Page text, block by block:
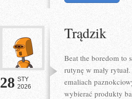
28 STY
2026
Trądzik
Beat the boredom to
rutynę w mały
emaliach
wybierać produkty